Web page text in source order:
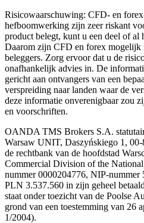
Risicowaarschuwing: CFD- en
hefboomwerking zijn zeer riskant
product belegt, kunt u een deel of al
Daarom zijn CFD en forex mogelijk
beleggers. Zorg ervoor dat u de
onafhankelijk advies in. De
gericht aan ontvangers van een
verspreiding naar landen waar de
deze informatie onverenigbaar zou
en voorschriften.
OANDA TMS Brokers S.A.
Warsaw UNIT, Daszyńskiego 1, 00-
de rechtbank van de hoofdstad
Commercial Division of the
nummer 0000204776, NIP-nummer
PLN 3.537.560 in zijn geheel
staat onder toezicht van de Poolse
grond van een toestemming van 26
1/2004).